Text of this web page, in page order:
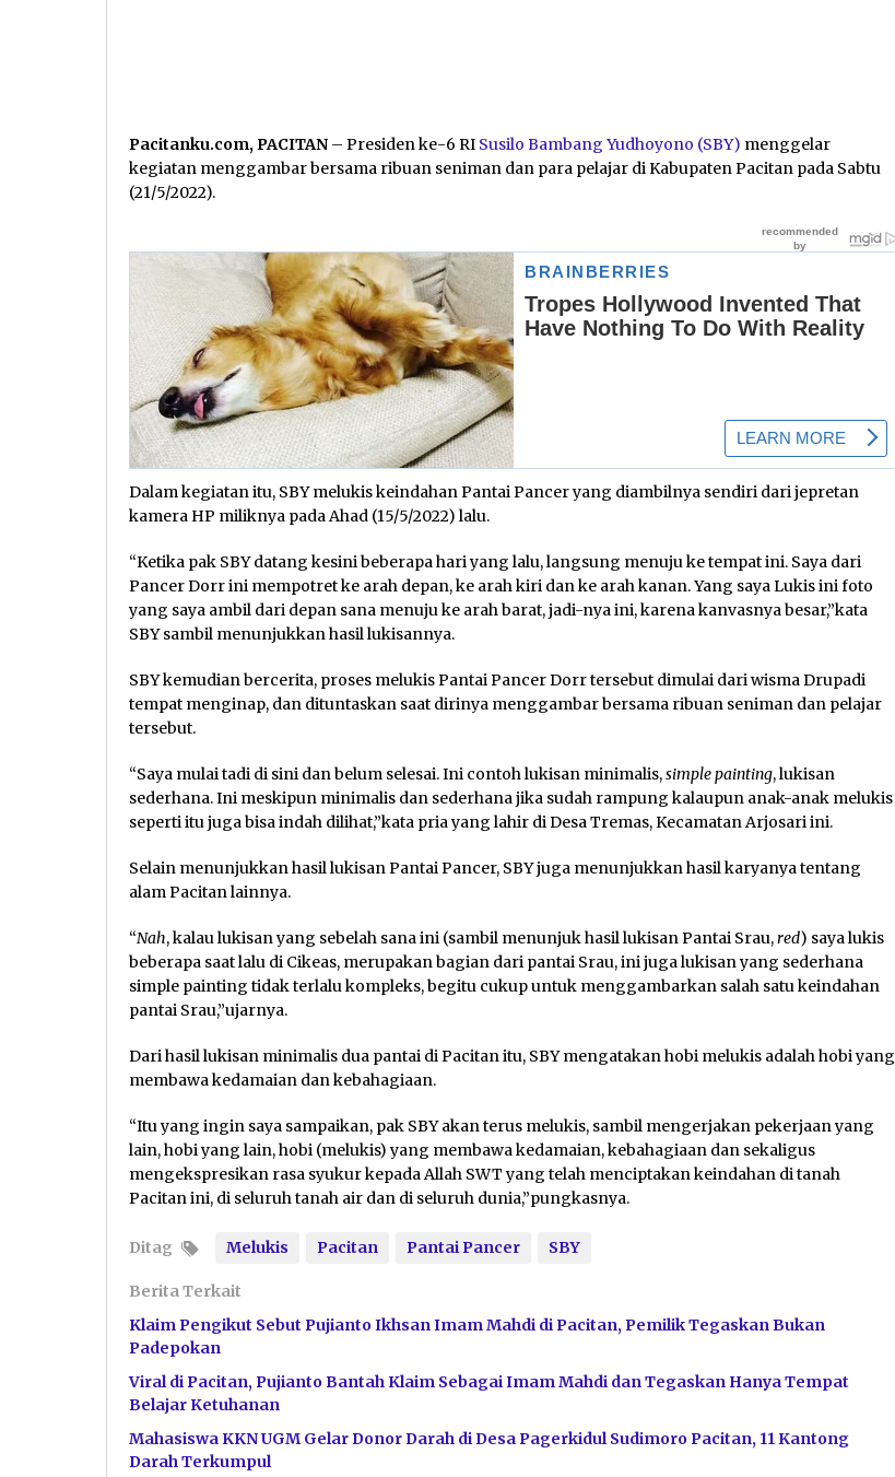
Pacitanku.com, PACITAN – Presiden ke-6 RI Susilo Bambang Yudhoyono (SBY) menggelar
kegiatan menggambar bersama ribuan seniman dan para pelajar di Kabupaten Pacitan pada Sabtu
(21/5/2022).
Dalam kegiatan itu, SBY melukis keindahan Pantai Pancer yang diambilnya sendiri dari jepretan
kamera HP miliknya pada Ahad (15/5/2022) lalu.
“Ketika pak SBY datang kesini beberapa hari yang lalu, langsung menuju ke tempat ini. Saya dari
Pancer Dorr ini mempotret ke arah depan, ke arah kiri dan ke arah kanan. Yang saya Lukis ini foto
yang saya ambil dari depan sana menuju ke arah barat, jadi-nya ini, karena kanvasnya besar,”kata
SBY sambil menunjukkan hasil lukisannya.
SBY kemudian bercerita, proses melukis Pantai Pancer Dorr tersebut dimulai dari wisma Drupadi
tempat menginap, dan dituntaskan saat dirinya menggambar bersama ribuan seniman dan pelajar
tersebut.
“Saya mulai tadi di sini dan belum selesai. Ini contoh lukisan minimalis,simple painting, lukisan
sederhana. Ini meskipun minimalis dan sederhana jika sudah rampung kalaupun anak-anak melukis
seperti itu juga bisa indah dilihat,”kata pria yang lahir di Desa Tremas, Kecamatan Arjosari ini.
Selain menunjukkan hasil lukisan Pantai Pancer, SBY juga menunjukkan hasil karyanya tentang
alam Pacitan lainnya.
“Nah, kalau lukisan yang sebelah sana ini (sambil menunjuk hasil lukisan Pantai Srau,red) saya lukis
beberapa saat lalu di Cikeas, merupakan bagian dari pantai Srau, ini juga lukisan yang sederhana
simple painting tidak terlalu kompleks, begitu cukup untuk menggambarkan salah satu keindahan
pantai Srau,”ujarnya.
Dari hasil lukisan minimalis dua pantai di Pacitan itu, SBY mengatakan hobi melukis adalah hobi yang
membawa kedamaian dan kebahagiaan.
“Itu yang ingin saya sampaikan, pak SBY akan terus melukis, sambil mengerjakan pekerjaan yang
lain, hobi yang lain, hobi (melukis) yang membawa kedamaian, kebahagiaan dan sekaligus
mengekspresikan rasa syukur kepada Allah SWT yang telah menciptakan keindahan di tanah
Pacitan ini, di seluruh tanah air dan di seluruh dunia,”pungkasnya.
Ditag Melukis Pacitan Pantai Pancer SBY
Berita Terkait
Klaim Pengikut Sebut Pujianto Ikhsan Imam Mahdi di Pacitan, Pemilik Tegaskan Bukan
Padepokan
Viral di Pacitan, Pujianto Bantah Klaim Sebagai Imam Mahdi dan Tegaskan Hanya Tempat
Belajar Ketuhanan
Mahasiswa KKN UGM Gelar Donor Darah di Desa Pagerkidul Sudimoro Pacitan, 11 Kantong
Darah Terkumpul